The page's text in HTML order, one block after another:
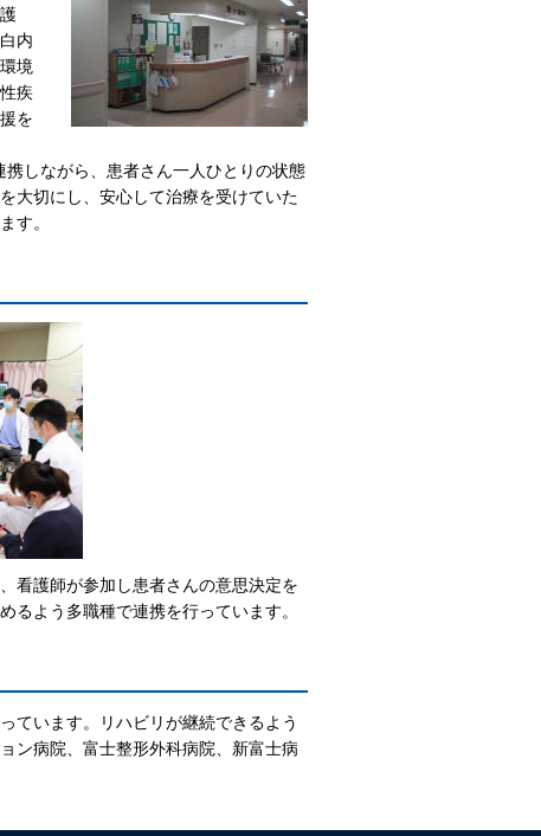
内
境
疾
を
しながら、患者さん一人ひとりの状態
大切にし、安心して治療を受けていた
す。
看護師が参加し患者さんの意思決定を
るよう多職種で連携を行っています。
ています。リハビリが継続できるよう
ン病院、富士整形外科病院、新富士病